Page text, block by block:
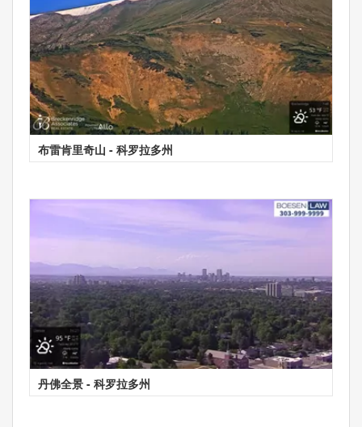
布雷肯里奇山 - 科罗拉多州
丹佛全景 - 科罗拉多州